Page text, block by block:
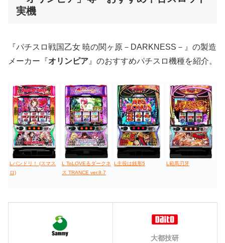
値下げ台
実機
『パチスロ戦国乙女 暁の関ヶ原－DARKNESS－』の製造
メーカー『オリンピア 』のおすすめパチスロ機種を紹介。
Lバンドリ！ (スマス
ロ)
L ToLOVEるダークネ
ス TRANCE ver.8.7
L主役は銭形5 L範馬刃牙
大都技研